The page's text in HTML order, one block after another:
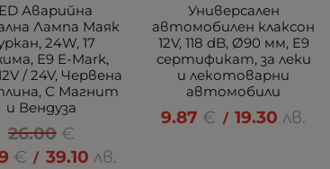
Аварийна
Лампа Маяк
24W, 17
E9 E-Mark,
/ 24V, Червена
С Магнит
и Вендуза
26.00 €
€ / 39.10 лв.
Универсален
автомобилен клаксон
12V, 118 dB, Ø90 мм, E9
сертификат, за леки
и лекотоварни
автомобили
9.87 € / 19.30 лв.